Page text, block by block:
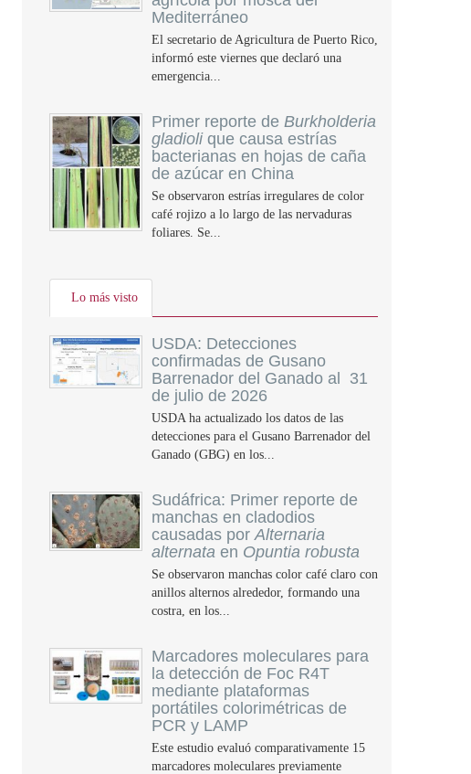
Mediterráneo
El secretario de Agricultura de Puerto Rico,
informó este viernes que declaró una
emergencia...
Primer reporte de Burkholderia
gladiolique causa estrías
bacterianas en hojas de caña
de azúcar en China
Se observaron estrías irregulares de color
café rojizo a lo largo de las nervaduras
foliares. Se...
Lo más visto
USDA: Detecciones
confirmadas de Gusano
Barrenador del Ganado al 31
de julio de 2026
USDA ha actualizado los datos de las
detecciones para el Gusano Barrenador del
Ganado (GBG) en los...
Sudáfrica: Primer reporte de
manchas en cladodios
causadas porAlternaria
alternata en Opuntia robusta
Se observaron manchas color café claro con
anillos alternos alrededor, formando una
costra, en los...
Marcadores moleculares para
la detección de Foc R4T
mediante plataformas
portátiles colorimétricas de
PCR y LAMP
Este estudio evaluó comparativamente 15
marcadores moleculares previamente